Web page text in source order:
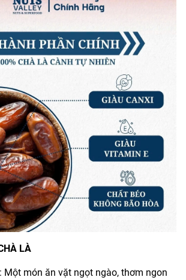
LÀ
Một món ăn vặt ngọt ngào, thơm ngon